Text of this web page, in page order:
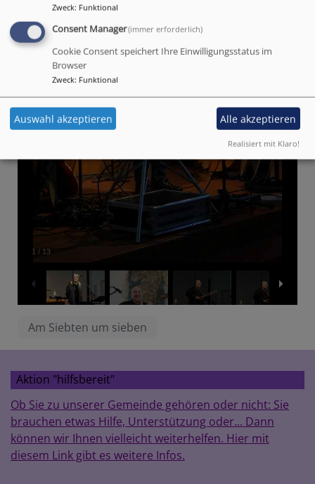
1 / 13
Am Siebten um sieben
Aktion "hilfsbereit"
Ob Sie zu unserer Gemeinde gehören oder nicht: Sie
brauchen etwas Hilfe, Unterstützung oder... Dann
können wir Ihnen vielleicht weiterhelfen. Hier mit
diesem Link gibt es weitere Infos.
Zweck: Funktional
Consent Manager(immer erforderlich)
Cookie Consent speichert Ihre Einwilligungsstatus im
Browser
Zweck: Funktional
Auswahl akzeptieren Alle akzeptieren
Realisiert mit Klaro!